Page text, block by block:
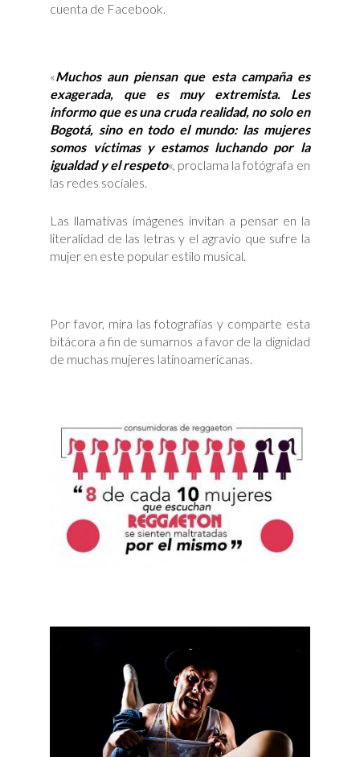
cuenta de Facebook.
«Muchos aun piensan que esta campaña es
exagerada, que es muy extremista. Les
informo que es una cruda realidad, no solo en
Bogotá, sino en todo el mundo: las mujeres
somos víctimas y estamos luchando por la
igualdad y el respeto«, proclama la fotógrafa en
las redes sociales.
Las llamativas imágenes invitan a pensar en la
literalidad de las letras y el agravio que sufre la
mujer en este popular estilo musical.
Por favor, mira las fotografías y comparte esta
bitácora a fin de sumarnos a favor de la dignidad
de muchas mujeres latinoamericanas.